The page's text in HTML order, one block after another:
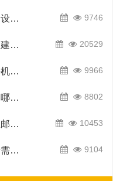
网站建设服务多少钱？网站建设服务要多少钱？ 9746
自己建一个网站多少钱？自己建设网站要多少钱？ 20529
手机网站制作多少钱？制作手机网站多少钱？ 9966
湖州做网站公司哪家好？湖州哪家做网站公司好？ 8802
注册企业邮箱需要什么？企业邮箱注册需要什么？ 10453
网站设计得多少钱？网站设计需要多少钱？ 9104